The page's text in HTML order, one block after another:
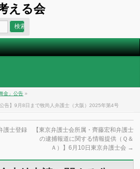
える会
金」公告 »
告】9月8日まで牧尚人弁護士（大阪）2025年第4号
護士登録
【東京弁護士会所属・齊藤宏和弁護士
の逮捕報道に関する情報提供（Ｑ＆
Ａ）】6月10日東京弁護士会 →